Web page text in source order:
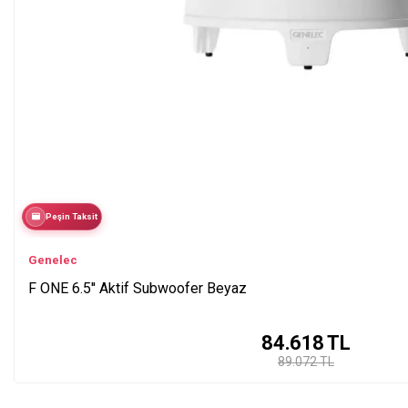
Peşin Taksit
Genelec
F ONE 6.5'' Aktif Subwoofer Beyaz
89.072 TL
84.618TL